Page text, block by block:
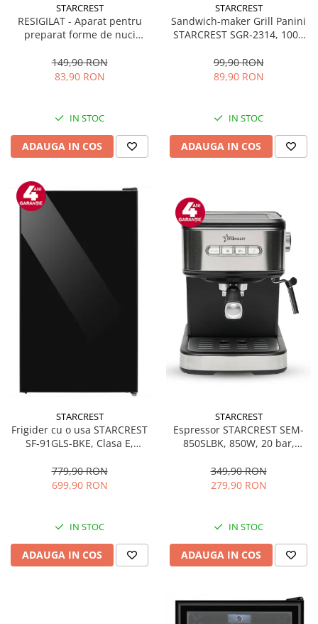
STARCREST
RESIGILAT - Aparat pentru
preparat forme de nuci
forme, 1400W, Indicator
luminos, Placi antiaderente,
149,90 RON
83,90 RON
IN STOC
ADAUGA IN COS
STARCREST
Sandwich-maker Grill Panini
STARCREST SGR-2314, 1000
Deschidere 180°, Suprafata
de gatire 23 x 14 cm, Negru
99,90 RON
89,90 RON
IN STOC
ADAUGA IN COS
STARCREST
Frigider cu o usa STARCREST
SF-91GLS-BKE, Clasa E,
interioara, H 83 cm, Sticla
Neagra
779,90 RON
699,90 RON
IN STOC
ADAUGA IN COS
STARCREST
Espressor STARCREST SEM-
850SLBK, 850W, 20 bar,
dispozitiv spumare, filtru
dublu din inox, Negru/Inox
349,90 RON
279,90 RON
IN STOC
ADAUGA IN COS